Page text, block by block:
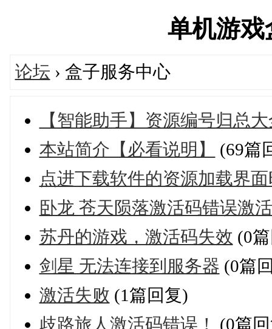
单机游
论坛 › 盒子服务中心
【智能助手】资源编号归总
本站简介【必看说明】
(69篇
点进下载软件的资源加载界
卧龙 苍天陨落激活码错误激
苏丹的游戏，激活码失效 (0
剑星 无法连接到服务器 (0篇
激活失败 (1篇回复)
歧路旅人激活码错误！
(0篇